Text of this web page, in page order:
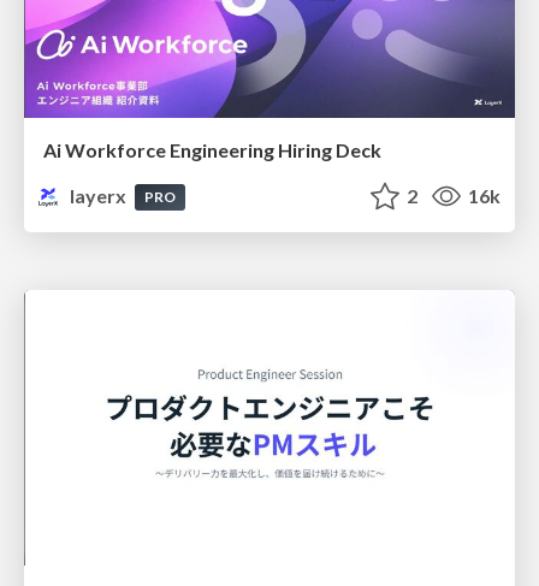
Ai Workforce Engineering Hiring Deck
layerx
PRO 2 16k